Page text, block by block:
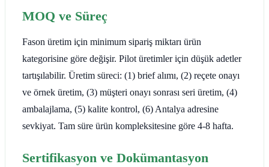
MOQ ve Süreç
Fason üretim için minimum sipariş miktarı ürün
kategorisine göre değişir. Pilot üretimler için düşük adetler
tartışılabilir. Üretim süreci: (1) brief alımı, (2) reçete onayı
ve örnek üretim, (3) müşteri onayı sonrası seri üretim, (4)
ambalajlama, (5) kalite kontrol, (6) Antalya adresine
sevkiyat. Tam süre ürün kompleksitesine göre 4-8 hafta.
Sertifikasyon ve Dokümantasyon